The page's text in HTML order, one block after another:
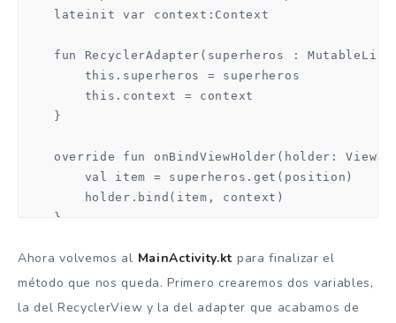
    </application>
</manifest>
    lateinit var context:Context
fun RecyclerAdapter(superheros :
        this.superheros = superheros
        this.context = context
    }
override fun onBindViewHolder(holder:
        val item = superheros.get(position)
        holder.bind(item, context)
    }
override fun onCreateViewHolder(parent:
val layoutInflater =
Ahora volvemos al MainActivity.kt para finalizar el
método que nos queda. Primero crearemos dos variables,
la del RecyclerView y la del adapter que acabamos de